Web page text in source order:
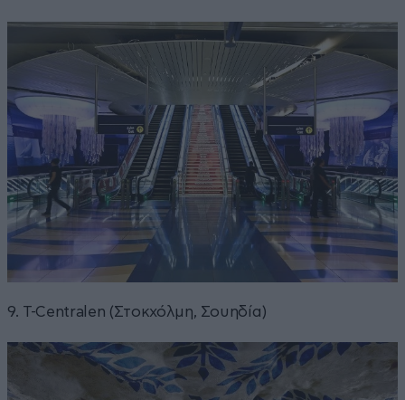
9. T-Centralen (Στοκχόλμη, Σουηδία)